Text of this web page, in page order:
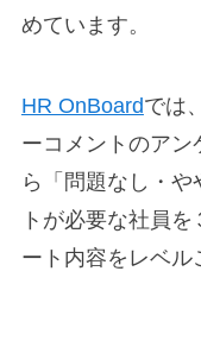
めています。
HR OnBoardでは
ーコメントのア
ら「問題なし・
トが必要な社員
ート内容をレベル